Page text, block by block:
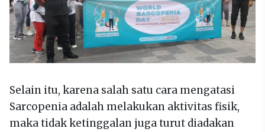
Selain itu, karena salah satu cara mengatasi
Sarcopenia adalah melakukan aktivitas fisik,
maka tidak ketinggalan juga turut diadakan